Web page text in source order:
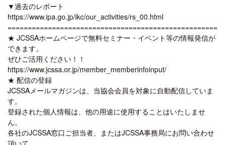
▼過去のレポート
https://www.ipa.go.jp/ikc/our_activities/rs_00.html
====================================================
★ JCSSAホームページで無料セミナー・イベント等の情報発信が
できます。
ぜひご活用ください！！
https://www.jcssa.or.jp/member_memberinfoinput/
★ 配信の登録
JCSSAメールマガジンは、当協会会員を対象に自動配信していま
す。
登録された個人情報は、他の用途に使用することはいたしませ
ん。
各社のJCSSA窓口ご担当者、またはJCSSA事務局にお問い合わせ
頂いて